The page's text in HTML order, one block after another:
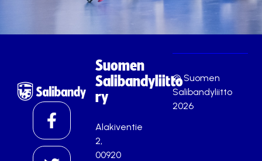
Suomen
Salibandyliitto
ry
Alakiventie
2,
00920
© Suomen
Salibandyliitto
2026